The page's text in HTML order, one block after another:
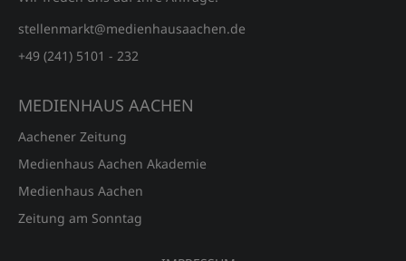
stellenmarkt@medienhausaachen.de
+49 (241) 5101 - 232
MEDIENHAUS AACHEN
Aachener Zeitung
Medienhaus Aachen Akademie
Medienhaus Aachen
Zeitung am Sonntag